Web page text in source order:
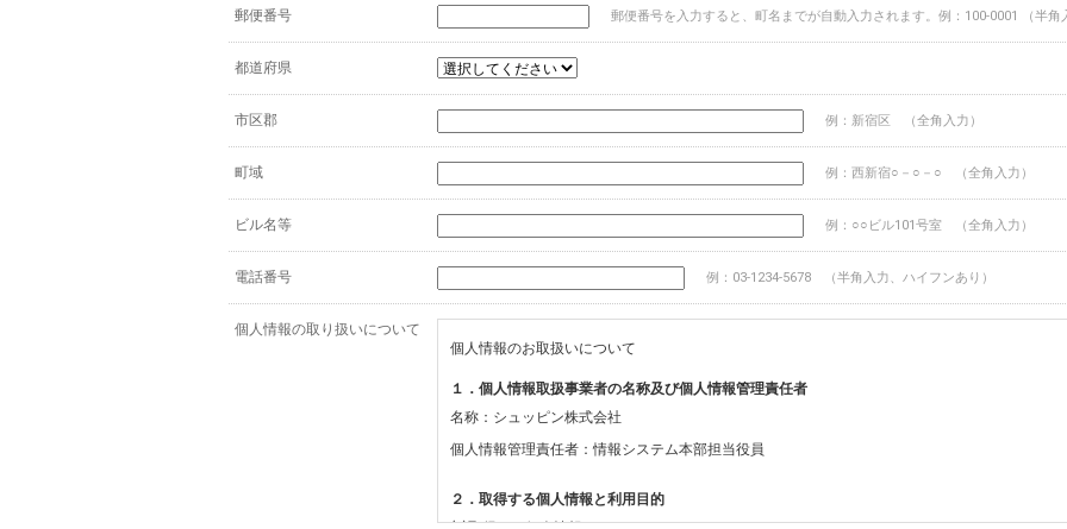
郵便番号 郵便番号を入力すると、町名までが自動入力されます。例：100-0001 （半角
都道府県
市区郡 例：新宿区 （全角入力）
町域 例：西新宿○－○－○ （全角入力）
ビル名等 例：○○ビル101号室 （全角入力）
電話番号 例：03-1234-5678 （半角入力、ハイフンあり）
個人情報の取り扱いについて
個人情報のお取扱いについて
１．個人情報取扱事業者の名称及び個人情報管理責任者
名称：シュッピン株式会社
個人情報管理責任者：情報システム本部担当役員
２．取得する個人情報と利用目的